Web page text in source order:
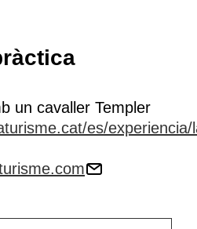
un cavaller Templer
es/experiencia/